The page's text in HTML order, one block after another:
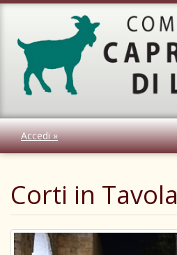
Accedi »
Corti in Tavola